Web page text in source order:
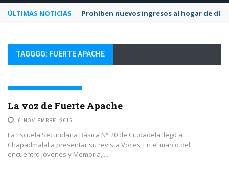
ÚLTIMAS NOTICIAS Prohíben nuevos ingresos al hogar de día
TAGGGG: FUERTE APACHE
La voz de Fuerte Apache
6 NOVIEMBRE, 2015
La Escuela Secundaria Básica N° 20 de Ciudadela llegó a
Chapadmalal a presentar su revista Voces. En el marco del
encuentro Jóvenes y Memoria, ...